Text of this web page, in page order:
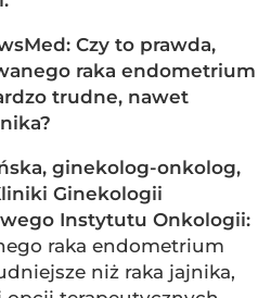
Czy to prawda,
raka endometrium
trudne, nawet
ginekolog-onkolog,
Ginekologii
Instytutu Onkologii:
raka endometrium
niż raka jajnika,